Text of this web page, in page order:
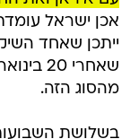
אכן ישראל
ייתכן שאחד
שאחרי
מהסוג הזה.
בשלושת